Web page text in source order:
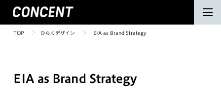
TOP ひらくデザイン EIA as Brand Strategy
EIA as Brand Strategy